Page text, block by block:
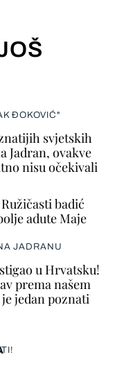
ĐOKOVIĆ"
svjetskih
Jadran, ovakve
nisu očekivali
badić
adute Maje
JADRANU
u Hrvatsku!
prema našem
jedan poznati